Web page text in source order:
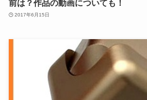
前は？作品の動画についても！
2017年6月15日